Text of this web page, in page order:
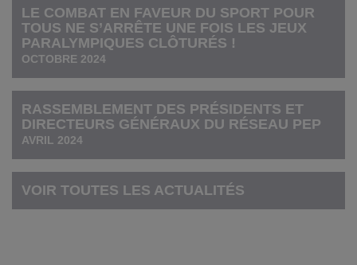
LE COMBAT EN FAVEUR DU SPORT POUR
TOUS NE S’ARRÊTE UNE FOIS LES JEUX
PARALYMPIQUES CLÔTURÉS !
OCTOBRE 2024
RASSEMBLEMENT DES PRÉSIDENTS ET
DIRECTEURS GÉNÉRAUX DU RÉSEAU PEP
AVRIL 2024
VOIR TOUTES LES ACTUALITÉS